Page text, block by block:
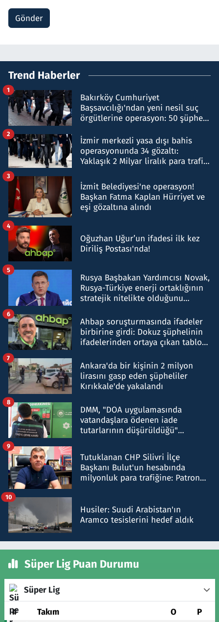
Gönder
Trend Haberler
Bakırköy Cumhuriyet
Başsavcılığı'ndan yeni nesil suç
örgütlerine operasyon: 50 şüpheli
1
İzmir merkezli yasa dışı bahis
operasyonunda 34 gözaltı:
Yaklaşık 2 Milyar liralık para trafiği
2
İzmit Belediyesi'ne operasyon!
Başkan Fatma Kaplan Hürriyet ve
eşi gözaltına alındı
3
Oğuzhan Uğur’un ifadesi ilk kez
Diriliş Postası'nda!
4
Rusya Başbakan Yardımcısı Novak,
Rusya-Türkiye enerji ortaklığının
stratejik nitelikte olduğunu
5
Ahbap soruşturmasında ifadeler
birbirine girdi: Dokuz şüphelinin
ifadelerinden ortaya çıkan tablo
6
Ankara'da bir kişinin 2 milyon
lirasını gasp eden şüpheliler
Kırıkkale'de yakalandı
7
DMM, "DOA uygulamasında
vatandaşlara ödenen iade
tutarlarının düşürüldüğü"
8
Tutuklanan CHP Silivri İlçe
Başkanı Bulut'un hesabında
milyonluk para trafiğine: Patron
9
Husiler: Suudi Arabistan'ın
Aramco tesislerini hedef aldık
10
Süper Lig Puan Durumu
Süper Lig
# Takım O P